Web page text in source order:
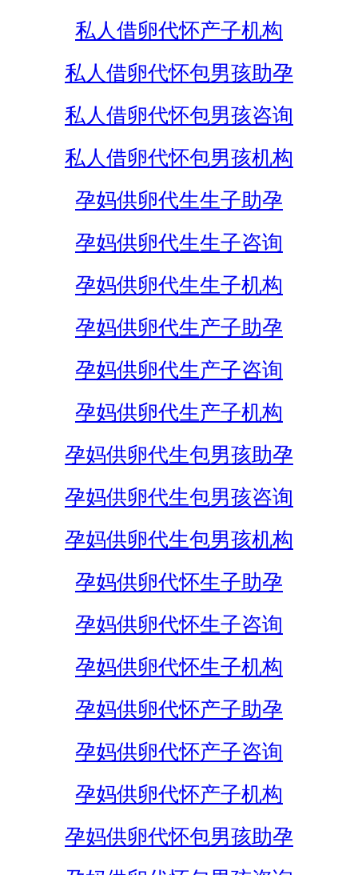
私人借卵代怀产子机构
私人借卵代怀包男孩助孕
私人借卵代怀包男孩咨询
私人借卵代怀包男孩机构
孕妈供卵代生生子助孕
孕妈供卵代生生子咨询
孕妈供卵代生生子机构
孕妈供卵代生产子助孕
孕妈供卵代生产子咨询
孕妈供卵代生产子机构
孕妈供卵代生包男孩助孕
孕妈供卵代生包男孩咨询
孕妈供卵代生包男孩机构
孕妈供卵代怀生子助孕
孕妈供卵代怀生子咨询
孕妈供卵代怀生子机构
孕妈供卵代怀产子助孕
孕妈供卵代怀产子咨询
孕妈供卵代怀产子机构
孕妈供卵代怀包男孩助孕